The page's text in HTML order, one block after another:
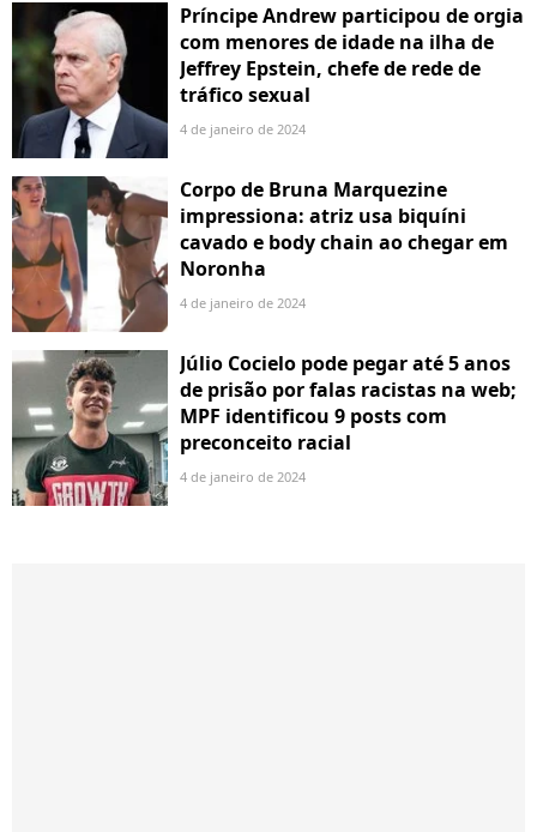
Príncipe Andrew participou de orgia
com menores de idade na ilha de
Jeffrey Epstein, chefe de rede de
tráfico sexual
4 de janeiro de 2024
Corpo de Bruna Marquezine
impressiona: atriz usa biquíni
cavado e body chain ao chegar em
Noronha
4 de janeiro de 2024
Júlio Cocielo pode pegar até 5 anos
de prisão por falas racistas na web;
MPF identificou 9 posts com
preconceito racial
4 de janeiro de 2024